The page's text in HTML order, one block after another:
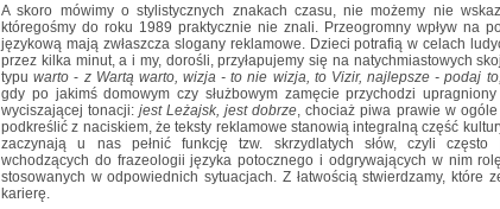
A skoro mówimy o stylistycznych znakach czasu, nie możemy nie
któregośmy do roku 1989 praktycznie nie znali. Przeogromny wpływ na
językową mają zwłaszcza slogany reklamowe. Dzieci potrafią w celach
przez kilka minut, a i my, dorośli, przyłapujemy się na natychmiastowych
typuwarto - z Wartą warto, wizja - to nie wizja, to Vizir, najlepsze - podaj
gdy po jakimś domowym czy służbowym zamęcie przychodzi
wyciszającej tonacji:jest Leżajsk, jest dobrze, chociaż piwa prawie w
podkreślić z naciskiem, że teksty reklamowe stanowią integralną część
zaczynają u nas pełnić funkcję tzw. skrzydlatych słów, czyli często
wchodzących do frazeologii języka potocznego i odgrywających w nim
stosowanych w odpowiednich sytuacjach. Z łatwością stwierdzamy, które
karierę.